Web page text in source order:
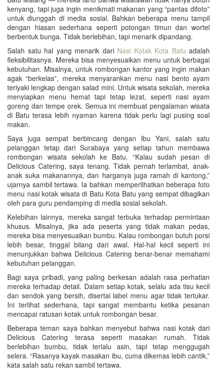
kenyang, tapi juga ingin menikmati makanan yang “pantas difoto”
untuk diunggah di media sosial. Bahkan beberapa menu tampil
dengan hiasan sederhana seperti potongan timun dan wortel
berbentuk bunga. Tidak berlebihan, tapi menarik dipandang.
Salah satu hal yang menarik dari Nasi Kotak Kota Batu adalah
fleksibilitasnya. Mereka bisa menyesuaikan menu untuk berbagai
kebutuhan. Misalnya, untuk rombongan kantor yang ingin makan
agak “berkelas”, mereka menyarankan menu nasi bento ayam
teriyaki lengkap dengan salad mini. Untuk wisata sekolah, mereka
menyiapkan menu hemat tapi tetap lezat, seperti nasi ayam
goreng dan tempe orek. Semua ini membuat pengalaman wisata
di Batu terasa lebih nyaman karena tidak perlu lagi pusing soal
makan.
Saya juga sempat berbincang dengan Ibu Yani, salah satu
pelanggan tetap dari Surabaya yang setiap tahun membawa
rombongan wisata sekolah ke Batu. “Kalau sudah pesan di
Delicious Catering, saya tenang. Tidak pernah terlambat, anak-
anak suka makanannya, dan harganya juga ramah di kantong,”
ujarnya sambil tertawa. Ia bahkan memperlihatkan beberapa foto
menu nasi kotak wisata di Batu Kota Batu yang sempat dibagikan
oleh para guru pendamping di media sosial sekolah.
Kelebihan lainnya, mereka sangat terbuka terhadap permintaan
khusus. Misalnya, jika ada peserta yang tidak makan pedas,
mereka bisa menyesuaikan bumbu. Kalau rombongan butuh porsi
lebih besar, tinggal bilang dari awal. Hal-hal kecil seperti ini
menunjukkan bahwa Delicious Catering benar-benar memahami
kebutuhan pelanggan.
Bagi saya pribadi, yang paling berkesan adalah rasa perhatian
mereka terhadap detail. Dalam setiap kotak, selalu ada tisu kecil
dan sendok yang bersih, disertai label menu agar tidak tertukar.
Ini terlihat sederhana, tapi sangat membantu ketika pesanan
mencapai ratusan kotak untuk rombongan besar.
Beberapa teman saya bahkan menyebut bahwa nasi kotak dari
Delicious Catering terasa seperti masakan rumah. Tidak
berlebihan bumbu, tidak terlalu asin, tapi tetap menggugah
selera. “Rasanya kayak masakan ibu, cuma dikemas lebih cantik,”
kata salah satu rekan sambil tertawa.